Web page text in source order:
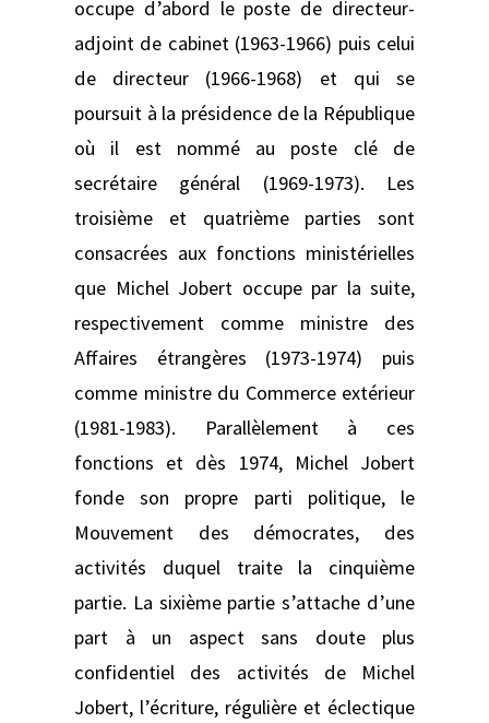
occupe d’abord le poste de directeur-
adjoint de cabinet (1963-1966) puis celui
de directeur (1966-1968) et qui se
poursuit à la présidence de la République
où il est nommé au poste clé de
secrétaire général (1969-1973). Les
troisième et quatrième parties sont
consacrées aux fonctions ministérielles
que Michel Jobert occupe par la suite,
respectivement comme ministre des
Affaires étrangères (1973-1974) puis
comme ministre du Commerce extérieur
(1981-1983). Parallèlement à ces
fonctions et dès 1974, Michel Jobert
fonde son propre parti politique, le
Mouvement des démocrates, des
activités duquel traite la cinquième
partie. La sixième partie s’attache d’une
part à un aspect sans doute plus
confidentiel des activités de Michel
Jobert, l’écriture, régulière et éclectique